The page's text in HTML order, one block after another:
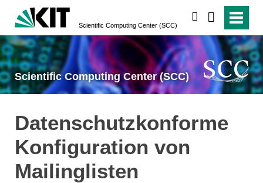
Scientific Computing Center (SCC)
Scientific Computing Center (SCC)
Datenschutzkonforme
Konfiguration von
Mailinglisten